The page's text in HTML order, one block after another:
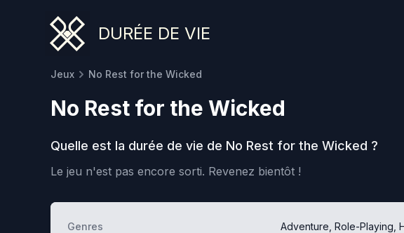
DURÉE DE VIE
Jeux No Rest for the Wicked
No Rest for the Wicked
Quelle est la durée de vie de No Rest for the Wicked ?
Le jeu n'est pas encore sorti. Revenez bientôt !
Genres Adventure, Role-Playing,